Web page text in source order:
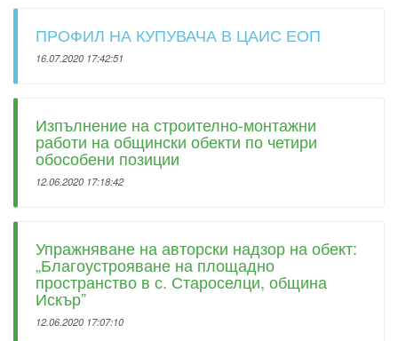
ПРОФИЛ НА КУПУВАЧА В ЦАИС ЕОП
16.07.2020 17:42:51
Изпълнение на строително-монтажни
работи на общински обекти по четири
обособени позиции
12.06.2020 17:18:42
Упражняване на авторски надзор на обект:
„Благоустрояване на площадно
пространство в с. Староселци, община
Искър”
12.06.2020 17:07:10